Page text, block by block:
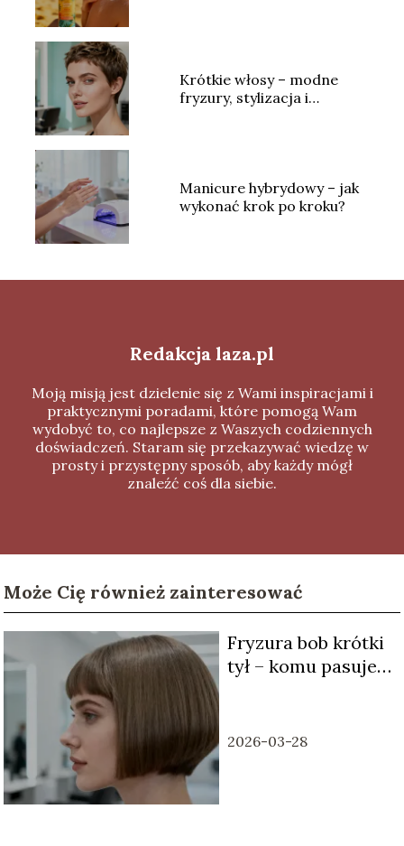
Krótkie włosy – modne
fryzury, stylizacja i
Manicure hybrydowy – jak
wykonać krok po kroku?
Redakcja laza.pl
Moją misją jest dzielenie się z Wami inspiracjami i
praktycznymi poradami, które pomogą Wam
wydobyć to, co najlepsze z Waszych codziennych
doświadczeń. Staram się przekazywać wiedzę w
prosty i przystępny sposób, aby każdy mógł
znaleźć coś dla siebie.
Może Cię również zainteresować
Fryzura bob krótki
tył – komu pasuje i
2026-03-28